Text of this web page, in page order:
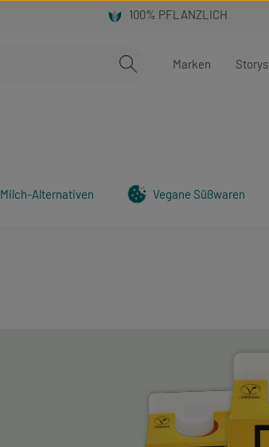
Marken
Storys
Milch-Alternativen Vegane Süßwaren